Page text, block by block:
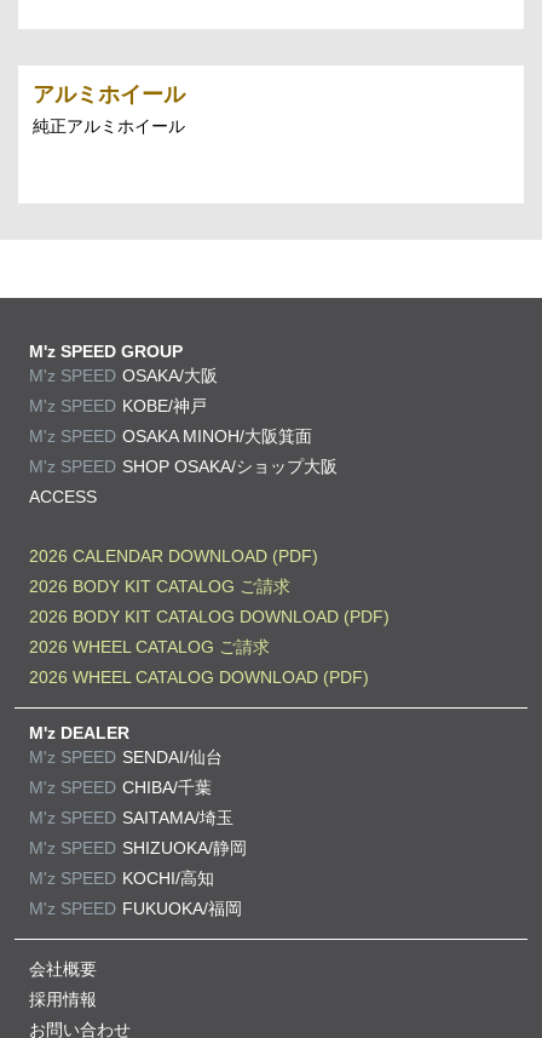
アルミホイール
純正アルミホイール
M'z SPEED GROUP
M'z SPEED OSAKA/大阪
M'z SPEED KOBE/神戸
M'z SPEED OSAKA MINOH/大阪箕面
M'z SPEED SHOP OSAKA/ショップ大阪
ACCESS
2026 CALENDAR DOWNLOAD (PDF)
2026 BODY KIT CATALOG ご請求
2026 BODY KIT CATALOG DOWNLOAD (PDF)
2026 WHEEL CATALOG ご請求
2026 WHEEL CATALOG DOWNLOAD (PDF)
M'z DEALER
M'z SPEED SENDAI/仙台
M'z SPEED CHIBA/千葉
M'z SPEED SAITAMA/埼玉
M'z SPEED SHIZUOKA/静岡
M'z SPEED KOCHI/高知
M'z SPEED FUKUOKA/福岡
会社概要
採用情報
お問い合わせ